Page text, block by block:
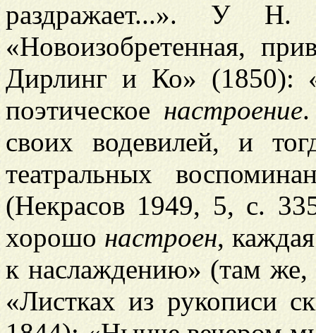
раздражает...». У Н.
«Новоизобретенная,
Дирлинг и Ко» (1850):
поэтическое настроение.
своих водевилей, и
театральных
(Некрасов 1949, 5, с.
хорошо настроен,
к наслаждению» (там
«Листках из рукописи